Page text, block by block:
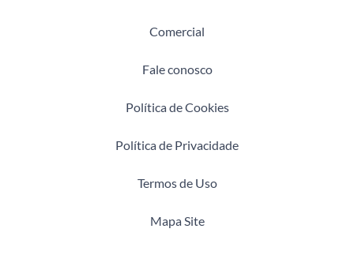
Comercial
Fale conosco
Política de Cookies
Política de Privacidade
Termos de Uso
Mapa Site